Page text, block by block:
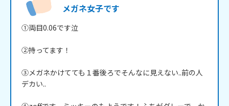
メガネ女子です
①両目0.06です泣
②持ってます！
③メガネかけてても１番後ろでそんなに見えない..前の人
デカい..